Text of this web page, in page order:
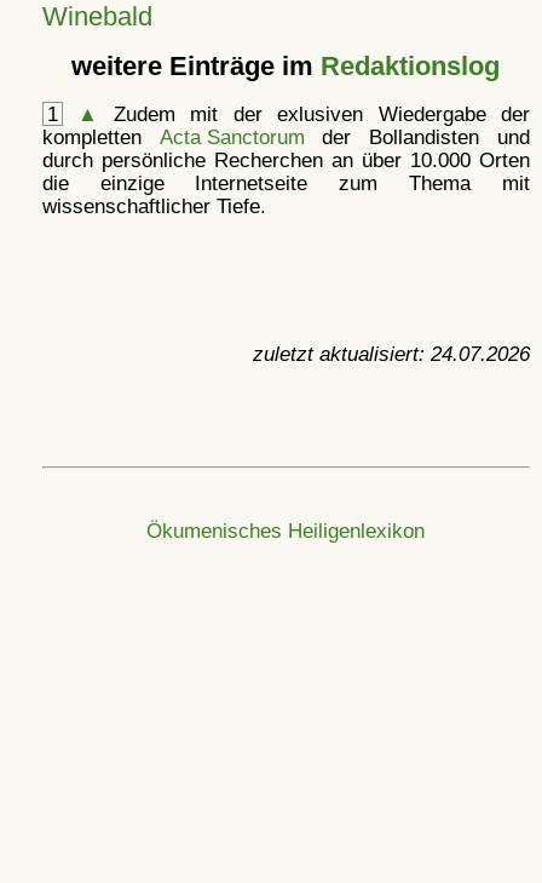
Winebald
weitere Einträge im Redaktionslog
1 ▲
Zudem mit der exlusiven Wiedergabe der
kompletten Acta Sanctorum der Bollandisten und
durch persönliche Recherchen an über 10.000 Orten
die einzige Internetseite zum Thema mit
wissenschaftlicher Tiefe.
zuletzt aktualisiert: 24.07.2026
Ökumenisches Heiligenlexikon